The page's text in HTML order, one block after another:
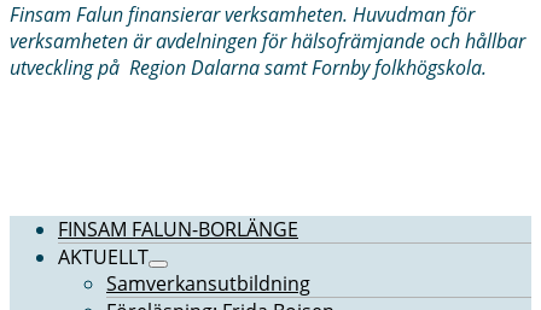
Finsam Falun finansierar verksamheten. Huvudman för
verksamheten är avdelningen för hälsofrämjande och hållbar
utveckling på Region Dalarna samt Fornby folkhögskola.
FINSAM FALUN-BORLÄNGE
AKTUELLT
Samverkansutbildning